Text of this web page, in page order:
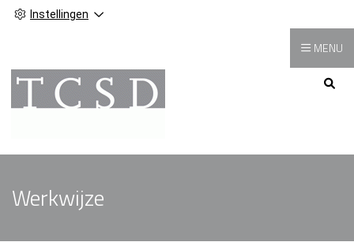
Instellingen
Hoofdmenu
MENU
Werkwijze